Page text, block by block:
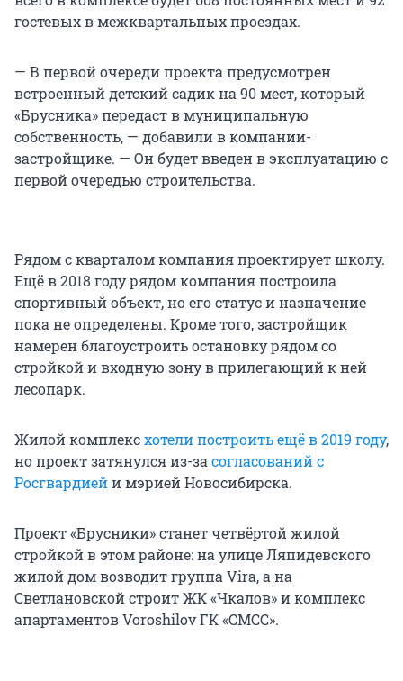
гостевых в межквартальных проездах.
— В первой очереди проекта предусмотрен
встроенный детский садик на 90 мест, который
«Брусника» передаст в муниципальную
собственность, — добавили в компании-
застройщике. — Он будет введен в эксплуатацию с
первой очередью строительства.
Рядом с кварталом компания проектирует школу.
Ещё в 2018 году рядом компания построила
спортивный объект, но его статус и назначение
пока не определены. Кроме того, застройщик
намерен благоустроить остановку рядом со
стройкой и входную зону в прилегающий к ней
лесопарк.
Жилой комплексхотели построить ещё в 2019 году,
но проект затянулся из-за согласований с
Росгвардиейи мэрией Новосибирска.
Проект «Брусники» станет четвёртой жилой
стройкой в этом районе: на улице Ляпидевского
жилой дом возводит группа Vira, а на
Светлановской строит ЖК «Чкалов» и комплекс
апартаментов Voroshilov ГК «СМСС».